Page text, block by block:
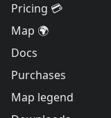
Pricing 💳
Map 🌍
Docs
Purchases
Map legend